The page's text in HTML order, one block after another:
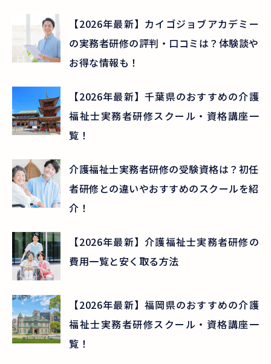
【2026年最新】カイゴジョブアカデミー
の実務者研修の評判・口コミは？体験談や
お得な情報も！
【2026年最新】千葉県のおすすめの介護
福祉士実務者研修スクール・資格講座一
覧！
介護福祉士実務者研修の受験資格は？初任
者研修との違いやおすすめのスクールを紹
介！
【2026年最新】介護福祉士実務者研修の
費用一覧と安く取る方法
【2026年最新】福岡県のおすすめの介護
福祉士実務者研修スクール・資格講座一
覧！